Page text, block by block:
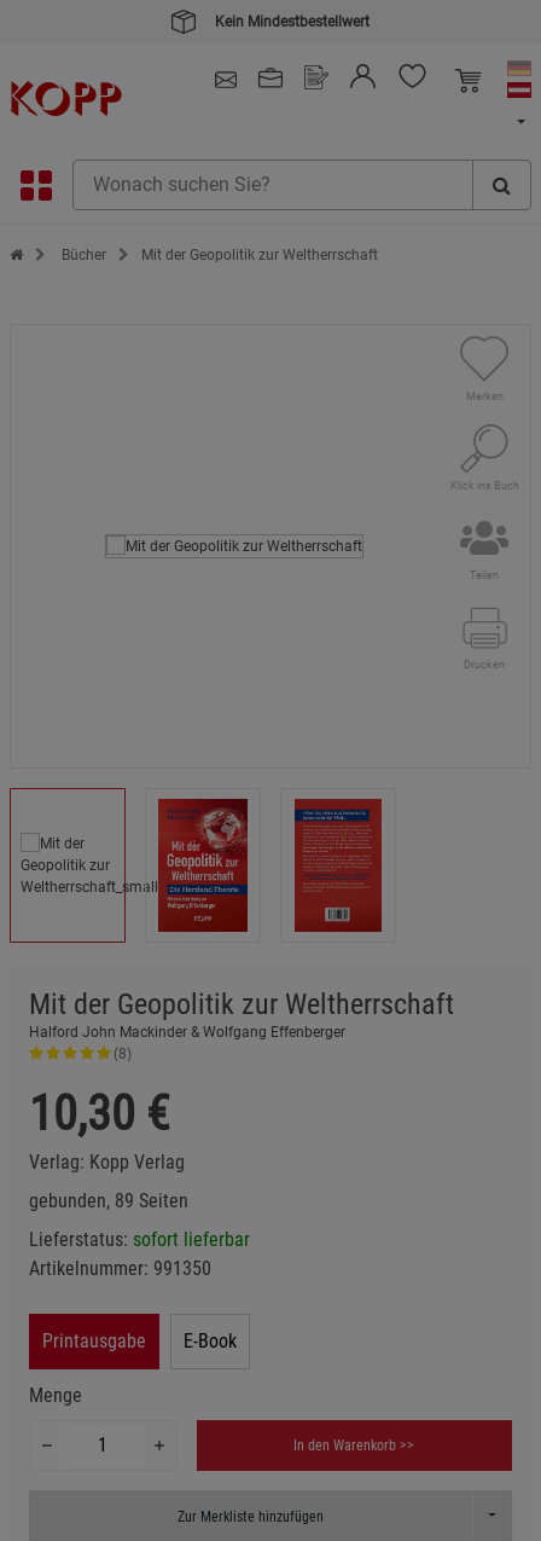
Kauf auf Rechnung
Zur Startseite des Kopp Verlag Online-Shop
Bücher Mit der Geopolitik zur Weltherrschaft
Merken
Klick ins Buch
Teilen
Drucken
Mit der Geopolitik zur Weltherrschaft
Halford John Mackinder & Wolfgang Effenberger
(8)
10,30 €
Verlag: Kopp Verlag
gebunden, 89 Seiten
Lieferstatus: sofort lieferbar
Artikelnummer: 991350
Printausgabe E-Book
Menge
In den Warenkorb >>
Zur Merkliste hinzufügen Toggle